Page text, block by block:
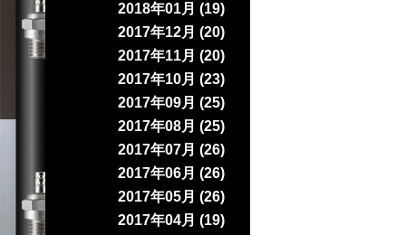
2018年01月 (19)
2017年12月 (20)
2017年11月 (20)
2017年10月 (23)
2017年09月 (25)
2017年08月 (25)
2017年07月 (26)
2017年06月 (26)
2017年05月 (26)
2017年04月 (19)